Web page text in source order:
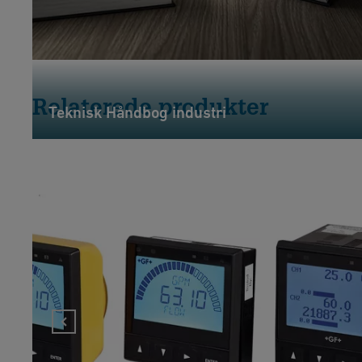
Teknisk Håndbog industri
Relaterede produkter